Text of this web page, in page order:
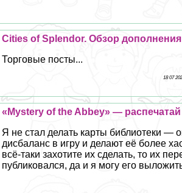
Cities of Splendor. Обзор дополнения
Торговые посты...
18 07
«Mystery of the Abbey» — распечатай
Я не стал делать карты библиотеки —
дисбаланс в игру и делают её более
всё-таки захотите их сделать, то их
публиковался, да и я могу его